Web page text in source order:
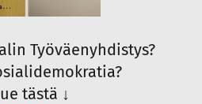
Työväenyhdistys?
tästä ↓